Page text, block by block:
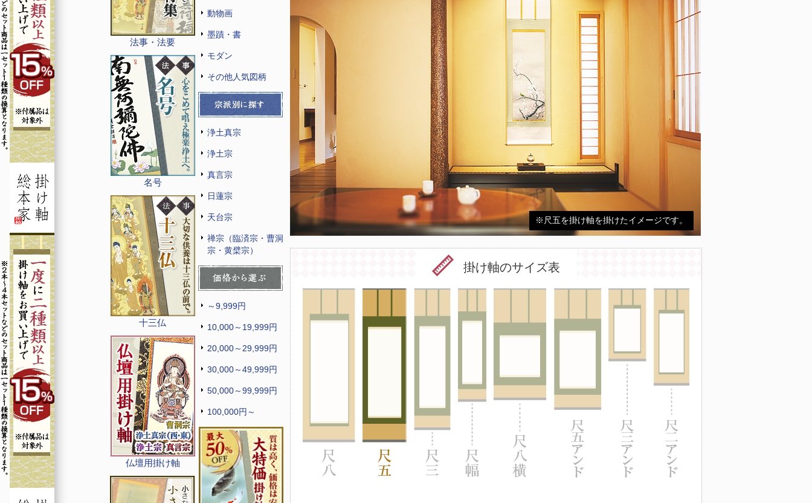
法事・法要
名号
十三仏
仏壇用掛け軸
動物画
墨蹟・書
モダン
その他人気図柄
浄土真宗
浄土宗
真言宗
日蓮宗
天台宗
禅宗（臨済宗・曹洞
宗・黄檗宗）
～9,999円
10,000～19,999円
20,000～29,999円
30,000～49,999円
50,000～99,999円
100,000円～
※尺五を掛け軸を掛けたイメージです。
掛け軸のサイズ表